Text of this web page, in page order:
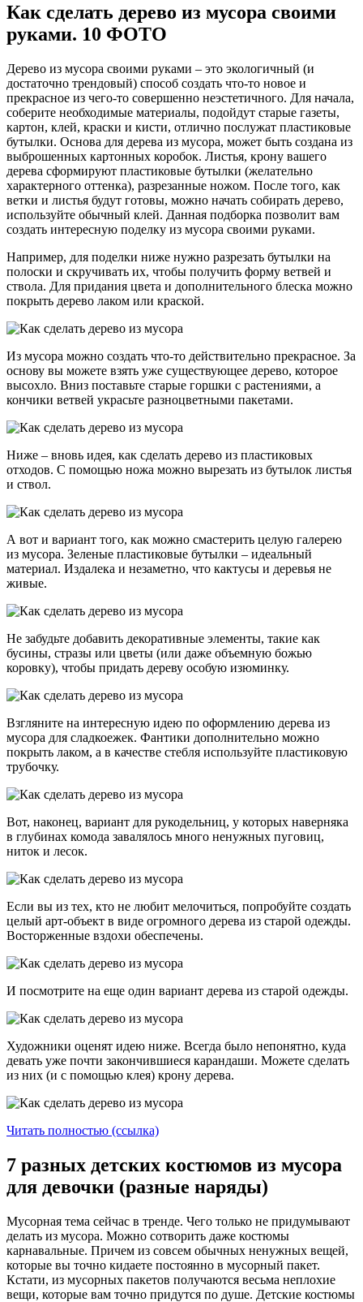
Как сделать дерево из мусора своими
руками. 10 ФОТО
Дерево из мусора своими руками – это экологичный (и
достаточно трендовый) способ создать что-то новое и
прекрасное из чего-то совершенно неэстетичного. Для начала,
соберите необходимые материалы, подойдут старые газеты,
картон, клей, краски и кисти, отлично послужат пластиковые
бутылки. Основа для дерева из мусора, может быть создана из
выброшенных картонных коробок. Листья, крону вашего
дерева сформируют пластиковые бутылки (желательно
характерного оттенка), разрезанные ножом. После того, как
ветки и листья будут готовы, можно начать собирать дерево,
используйте обычный клей. Данная подборка позволит вам
создать интересную поделку из мусора своими руками.
Например, для поделки ниже нужно разрезать бутылки на
полоски и скручивать их, чтобы получить форму ветвей и
ствола. Для придания цвета и дополнительного блеска можно
покрыть дерево лаком или краской.
Из мусора можно создать что-то действительно прекрасное. За
основу вы можете взять уже существующее дерево, которое
высохло. Вниз поставьте старые горшки с растениями, а
кончики ветвей украсьте разноцветными пакетами.
Ниже – вновь идея, как сделать дерево из пластиковых
отходов. С помощью ножа можно вырезать из бутылок листья
и ствол.
А вот и вариант того, как можно смастерить целую галерею
из мусора. Зеленые пластиковые бутылки – идеальный
материал. Издалека и незаметно, что кактусы и деревья не
живые.
Не забудьте добавить декоративные элементы, такие как
бусины, стразы или цветы (или даже объемную божью
коровку), чтобы придать дереву особую изюминку.
Взгляните на интересную идею по оформлению дерева из
мусора для сладкоежек. Фантики дополнительно можно
покрыть лаком, а в качестве стебля используйте пластиковую
трубочку.
Вот, наконец, вариант для рукодельниц, у которых наверняка
в глубинах комода завалялось много ненужных пуговиц,
ниток и лесок.
Если вы из тех, кто не любит мелочиться, попробуйте создать
целый арт-объект в виде огромного дерева из старой одежды.
Восторженные вздохи обеспечены.
И посмотрите на еще один вариант дерева из старой одежды.
Художники оценят идею ниже. Всегда было непонятно, куда
девать уже почти закончившиеся карандаши. Можете сделать
из них (и с помощью клея) крону дерева.
Читать полностью (ссылка)
7 разных детских костюмов из мусора
для девочки (разные наряды)
Мусорная тема сейчас в тренде. Чего только не придумывают
делать из мусора. Можно сотворить даже костюмы
карнавальные. Причем из совсем обычных ненужных вещей,
которые вы точно кидаете постоянно в мусорный пакет.
Кстати, из мусорных пакетов получаются весьма неплохие
вещи, которые вам точно придутся по душе. Детские костюмы